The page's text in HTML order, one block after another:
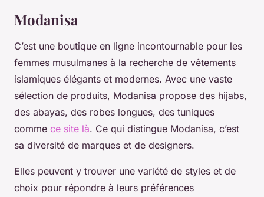
Modanisa
C’est une boutique en ligne incontournable pour les
femmes musulmanes à la recherche de vêtements
islamiques élégants et modernes. Avec une vaste
sélection de produits, Modanisa propose des hijabs,
des abayas, des robes longues, des tuniques
comme ce site là. Ce qui distingue Modanisa, c’est
sa diversité de marques et de designers.
Elles peuvent y trouver une variété de styles et de
choix pour répondre à leurs préférences